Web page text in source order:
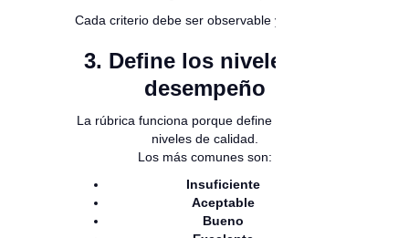
Cada criterio debe ser observable y medible.
3. Define los niveles de
desempeño
La rúbrica funciona porque define diferentes
niveles de calidad.
Los más comunes son:
Insuficiente
Aceptable
Bueno